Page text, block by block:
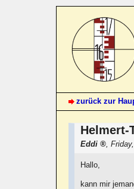
zurück zur
Eddi ,
Hallo,
kann mir